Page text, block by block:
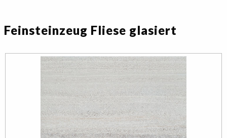
Feinsteinzeug Fliese glasiert